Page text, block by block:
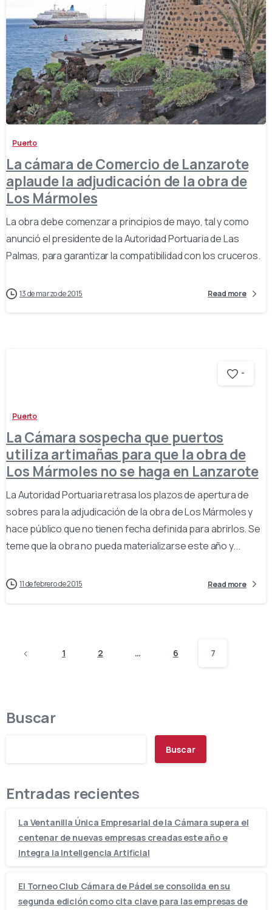
Puerto
La cámara de Comercio de Lanzarote
aplaude la adjudicación de la obra de
Los Mármoles
La obra debe comenzar a principios de mayo, tal y como
anunció el presidente de la Autoridad Portuaria de Las
Palmas, para garantizar la compatibilidad con los cruceros.
13 de marzo de 2015 Read more
-
Puerto
La Cámara sospecha que puertos
utiliza artimañas para que la obra de
Los Mármoles no se haga en Lanzarote
La Autoridad Portuaria retrasa los plazos de apertura de
sobres para la adjudicación de la obra de Los Mármoles y
hace público que no tienen fecha definida para abrirlos. Se
teme que la obra no pueda materializarse este año y...
11 de febrero de 2015 Read more
1 2 … 6 7
Buscar
Buscar
Entradas recientes
La Ventanilla Única Empresarial de la Cámara supera el
centenar de nuevas empresas creadas este año e
integra la Inteligencia Artificial
El Torneo Club Cámara de Pádel se consolida en su
segunda edición como cita clave para las empresas de